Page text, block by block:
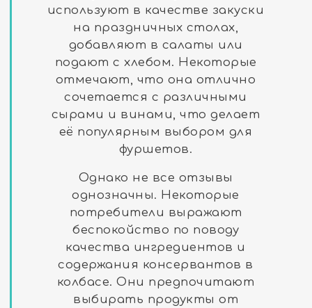
используют в качестве закуски
на праздничных столах,
добавляют в салаты или
подают с хлебом. Некоторые
отмечают, что она отлично
сочетается с различными
сырами и винами, что делает
её популярным выбором для
фуршетов.
Однако не все отзывы
однозначны. Некоторые
потребители выражают
беспокойство по поводу
качества ингредиентов и
содержания консервантов в
колбасе. Они предпочитают
выбирать продукты от